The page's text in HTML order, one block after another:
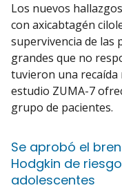
Los nuevos
con axicabtagén
supervivencia de las
grandes que no
tuvieron una recaída
estudio ZUMA-7
grupo de pacientes.
Se aprobó el
Hodgkin de
adolescentes